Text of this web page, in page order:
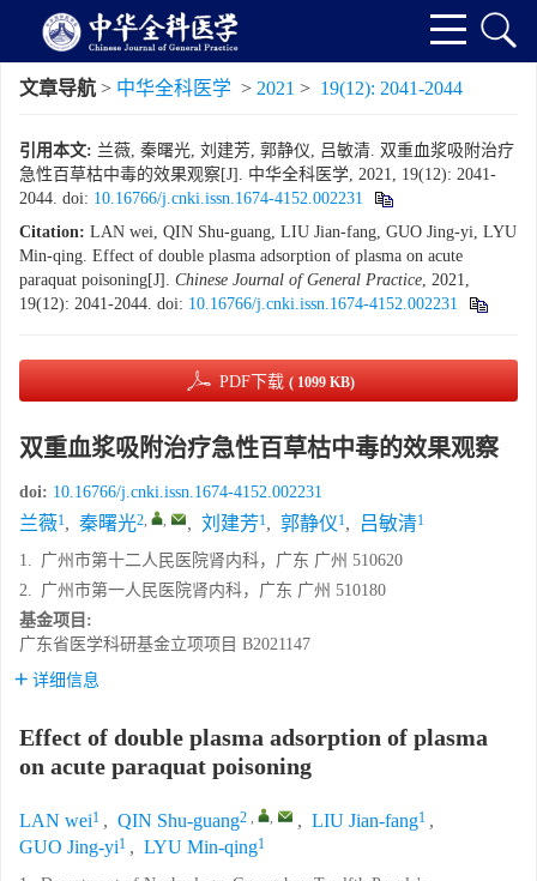
文章导航 > 中华全科医学 > 2021 > 19(12): 2041-2044
引用本文: 兰薇, 秦曙光, 刘建芳, 郭静仪, 吕敏清. 双重血浆吸附治疗
急性百草枯中毒的效果观察[J]. 中华全科医学, 2021, 19(12): 2041-
2044. doi: 10.16766/j.cnki.issn.1674-4152.002231
Citation: LAN wei, QIN Shu-guang, LIU Jian-fang, GUO Jing-yi, LYU
Min-qing. Effect of double plasma adsorption of plasma on acute
paraquat poisoning[J]. Chinese Journal of General Practice, 2021,
19(12): 2041-2044. doi: 10.16766/j.cnki.issn.1674-4152.002231
PDF下载 ( 1099 KB)
双重血浆吸附治疗急性百草枯中毒的效果观察
doi: 10.16766/j.cnki.issn.1674-4152.002231
兰薇1, 秦曙光2, , , 刘建芳1, 郭静仪1, 吕敏清1
1. 广州市第十二人民医院肾内科，广东 广州 510620
2. 广州市第一人民医院肾内科，广东 广州 510180
基金项目:
广东省医学科研基金立项项目 B2021147
详细信息
Effect of double plasma adsorption of plasma
on acute paraquat poisoning
LAN wei1 , QIN Shu-guang2 , , , LIU Jian-fang1 ,
GUO Jing-yi1 , LYU Min-qing1